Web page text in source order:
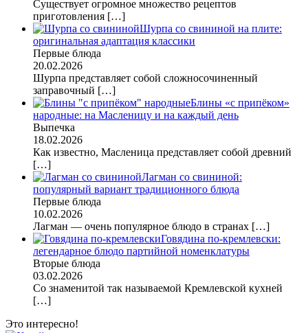
Существует огромное множество рецептов
приготовления […]
Шурпа со свининой на плите:
оригинальная адаптация классики
Первые блюда
20.02.2026
Шурпа представляет собой сложносочиненный
заправочный […]
Блины «с припёком»
народные: на Масленицу и на каждый день
Выпечка
18.02.2026
Как известно, Масленица представляет собой древний
[…]
Лагман со свининой:
популярный вариант традиционного блюда
Первые блюда
10.02.2026
Лагман — очень популярное блюдо в странах […]
Говядина по-кремлевски:
легендарное блюдо партийной номенклатуры
Вторые блюда
03.02.2026
Со знаменитой так называемой Кремлевской кухней
[…]
Это интересно!